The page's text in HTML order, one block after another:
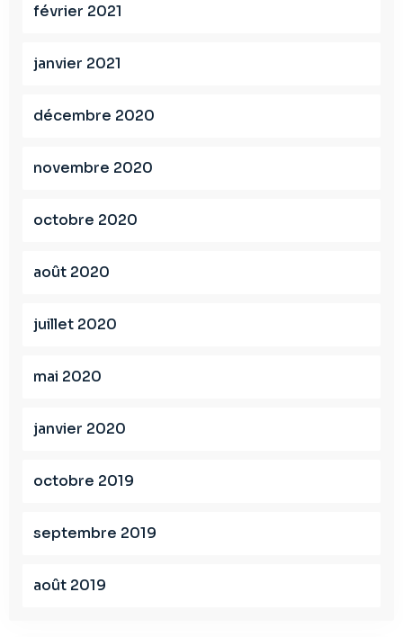
février 2021
janvier 2021
décembre 2020
novembre 2020
octobre 2020
août 2020
juillet 2020
mai 2020
janvier 2020
octobre 2019
septembre 2019
août 2019